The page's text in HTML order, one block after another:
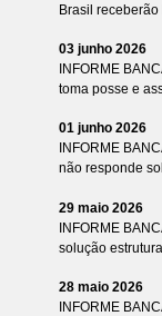
Brasil
03 junho 2026
INFORME
toma posse e
01 junho 2026
INFORME
não responde
29 maio 2026
INFORME
solução
28 maio 2026
INFORME